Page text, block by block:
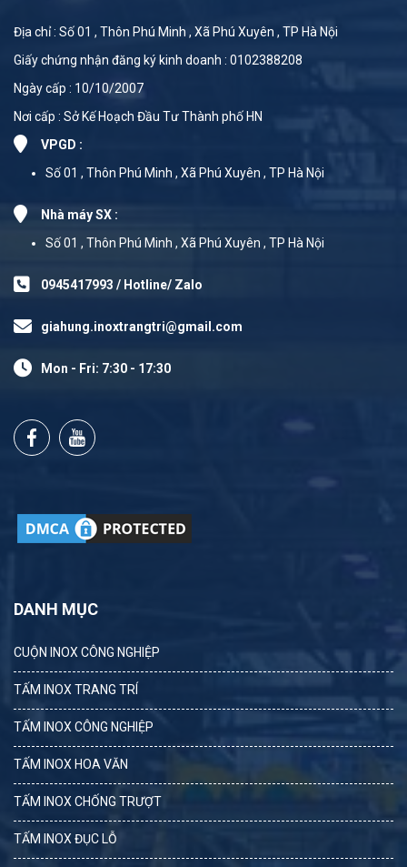
Địa chỉ : Số 01 , Thôn Phú Minh , Xã Phú Xuyên , TP Hà Nội
Giấy chứng nhận đăng ký kinh doanh : 0102388208
Ngày cấp : 10/10/2007
Nơi cấp : Sở Kế Hoạch Đầu Tư Thành phố HN
VPGD :
Số 01 , Thôn Phú Minh , Xã Phú Xuyên , TP Hà Nội
Nhà máy SX :
Số 01 , Thôn Phú Minh , Xã Phú Xuyên , TP Hà Nội
0945417993 / Hotline/ Zalo
giahung.inoxtrangtri@gmail.com
Mon - Fri: 7:30 - 17:30
DANH MỤC
CUỘN INOX CÔNG NGHIỆP
TẤM INOX TRANG TRÍ
TẤM INOX CÔNG NGHIỆP
TẤM INOX HOA VĂN
TẤM INOX CHỐNG TRƯỢT
TẤM INOX ĐỤC LỖ